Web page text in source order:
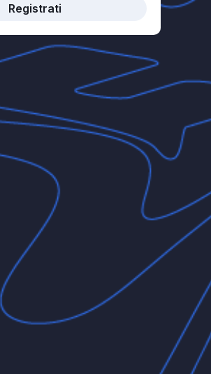
Registrati